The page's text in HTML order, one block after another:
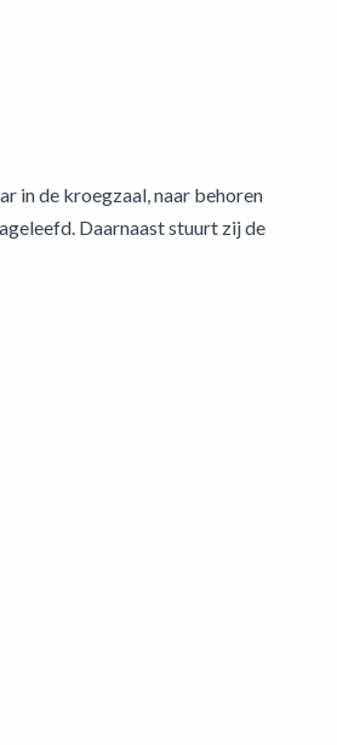
in de kroegzaal, naar behoren
Daarnaast stuurt zij de